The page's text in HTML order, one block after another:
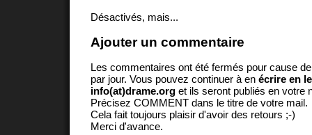
Désactivés, mais...
Ajouter un commentaire
Les commentaires ont été fermés pour cause
par jour. Vous pouvez continuer à en écrire en
info(at)drame.org et ils seront publiés en votre
Précisez COMMENT dans le titre de votre mail.
Cela fait toujours plaisir d'avoir des retours ;-)
Merci d'avance.